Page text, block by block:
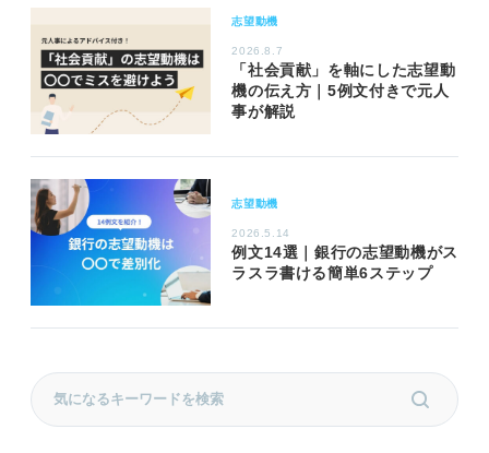
志望動機
2026.8.7
「社会貢献」を軸にした志望動
機の伝え方｜5例文付きで元人
事が解説
志望動機
2026.5.14
例文14選｜銀行の志望動機がス
ラスラ書ける簡単6ステップ